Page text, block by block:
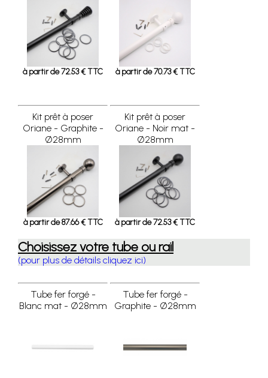
à partir de 72.53 € TTC à partir de 70.73 € TTC
Kit prêt à poser
Oriane - Graphite -
Ø28mm
à partir de 87.66 € TTC
Kit prêt à poser
Oriane - Noir mat -
Ø28mm
à partir de 72.53 € TTC
Choisissez votre tube ou rail
(pour plus de détails cliquez ici)
Tube fer forgé -
Blanc mat - Ø28mm
Tube fer forgé -
Graphite - Ø28mm